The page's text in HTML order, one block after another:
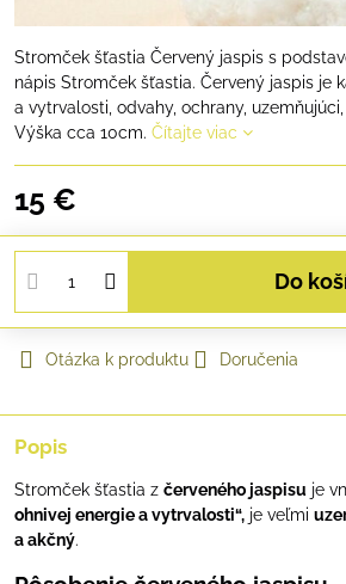
Stromček šťastia Červený jaspis s
nápis Stromček šťastia. Červený jaspis je
a vytrvalosti, odvahy, ochrany,
Výška cca 10cm. Čítajte viac
15 €
Do
Otázka k produktu Doručenia
Popis
Stromček šťastia z červeného jaspisu je
ohnivej energie a vytrvalosti“, je veľmi
a akčný.